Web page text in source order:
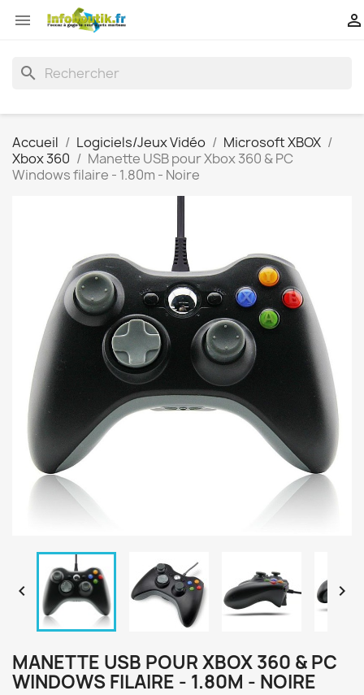
 
search
Accueil Logiciels/Jeux Vidéo
Microsoft XBOX
Xbox 360
Manette USB pour Xbox 360 & PC
Windows filaire - 1.80m - Noire
 
MANETTE USB POUR XBOX 360 & PC
WINDOWS FILAIRE - 1.80M - NOIRE